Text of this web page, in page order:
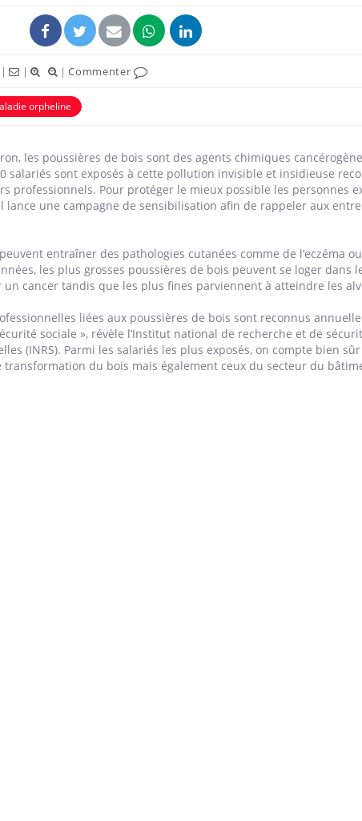
| | |Commenter
orpheline
les poussières de bois sont des agents chimiques
salariés sont exposés à cette pollution invisible et insidieuse
professionnels. Pour protéger le mieux possible les personnes
lance une campagne de sensibilisation afin de rappeler aux
entraîner des pathologies cutanées comme de l’eczéma
les plus grosses poussières de bois peuvent se loger dans
cancer tandis que les plus fines parviennent à atteindre les
liées aux poussières de bois sont reconnus
sociale », révèle l’Institut national de recherche et de
(INRS). Parmi les salariés les plus exposés, on compte bien
transformation du bois mais également ceux du secteur du